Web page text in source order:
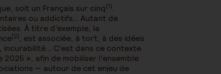
soit un Français sur cinq (1) .
ou addictifs… Autant de
À titre d’exemple, la
(2) , est associée, à tort, à des idées
C’est dans ce contexte
», afin de mobiliser l’ensemble
— autour de cet enjeu de